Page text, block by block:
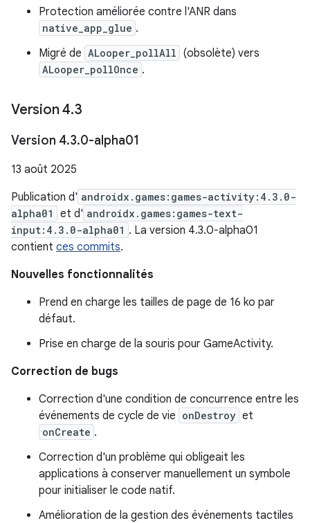
Protection améliorée contre l'ANR dans
native_app_glue .
Migré de ALooper_pollAll (obsolète) vers
ALooper_pollOnce .
Version 4.3
Version 4.3.0-alpha01
13 août 2025
Publication d' androidx.games:games-activity:4.3.0-
alpha01
et d' androidx.games:games-text-
input:4.3.0-alpha01 . La version 4.3.0-alpha01
contient ces commits.
Nouvelles fonctionnalités
Prend en charge les tailles de page de 16 ko par
défaut.
Prise en charge de la souris pour GameActivity.
Correction de bugs
Correction d'une condition de concurrence entre les
événements de cycle de vie onDestroy et
onCreate .
Correction d'un problème qui obligeait les
applications à conserver manuellement un symbole
pour initialiser le code natif.
Amélioration de la gestion des événements tactiles